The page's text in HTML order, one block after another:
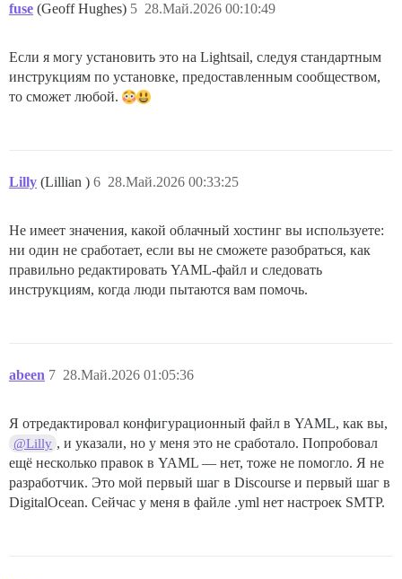
fuse (Geoff Hughes) 28.Май.2026 00:10:49
5
Если я могу установить это на Lightsail, следуя стандартным
инструкциям по установке, предоставленным сообществом,
то сможет любой.
Lilly (Lillian ) 28.Май.2026 00:33:25
6
Не имеет значения, какой облачный хостинг вы используете:
ни один не сработает, если вы не сможете разобраться, как
правильно редактировать YAML-файл и следовать
инструкциям, когда люди пытаются вам помочь.
abeen 28.Май.2026 01:05:36
7
Я отредактировал конфигурационный файл в YAML, как вы,
@Lilly , и указали, но у меня это не сработало. Попробовал
ещё несколько правок в YAML — нет, тоже не помогло. Я не
разработчик. Это мой первый шаг в Discourse и первый шаг в
DigitalOcean. Сейчас у меня в файле .yml нет настроек SMTP.